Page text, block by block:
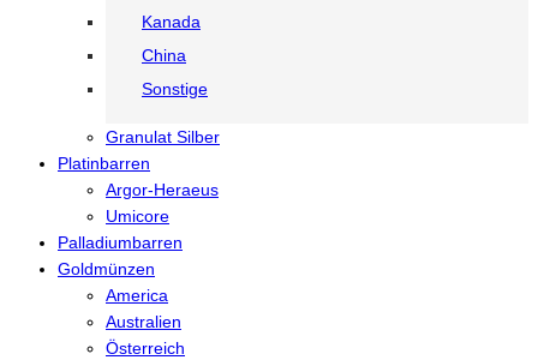
Kanada
China
Sonstige
Granulat Silber
Platinbarren
Argor-Heraeus
Umicore
Palladiumbarren
Goldmünzen
America
Australien
Österreich